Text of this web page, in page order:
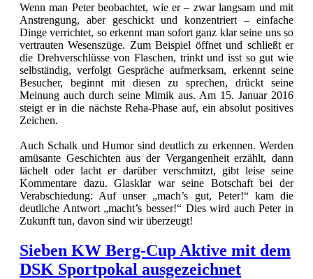
Wenn man Peter beobachtet, wie er – zwar langsam und mit
Anstrengung, aber geschickt und konzentriert – einfache
Dinge verrichtet, so erkennt man sofort ganz klar seine uns so
vertrauten Wesenszüge. Zum Beispiel öffnet und schließt er
die Drehverschlüsse von Flaschen, trinkt und isst so gut wie
selbständig, verfolgt Gespräche aufmerksam, erkennt seine
Besucher, beginnt mit diesen zu sprechen, drückt seine
Meinung auch durch seine Mimik aus. Am 15. Januar 2016
steigt er in die nächste Reha-Phase auf, ein absolut positives
Zeichen.
Auch Schalk und Humor sind deutlich zu erkennen. Werden
amüsante Geschichten aus der Vergangenheit erzählt, dann
lächelt oder lacht er darüber verschmitzt, gibt leise seine
Kommentare dazu. Glasklar war seine Botschaft bei der
Verabschiedung: Auf unser „mach’s gut, Peter!“ kam die
deutliche Antwort „macht’s besser!“ Dies wird auch Peter in
Zukunft tun, davon sind wir überzeugt!
Sieben KW Berg-Cup Aktive mit dem
DSK Sportpokal ausgezeichnet